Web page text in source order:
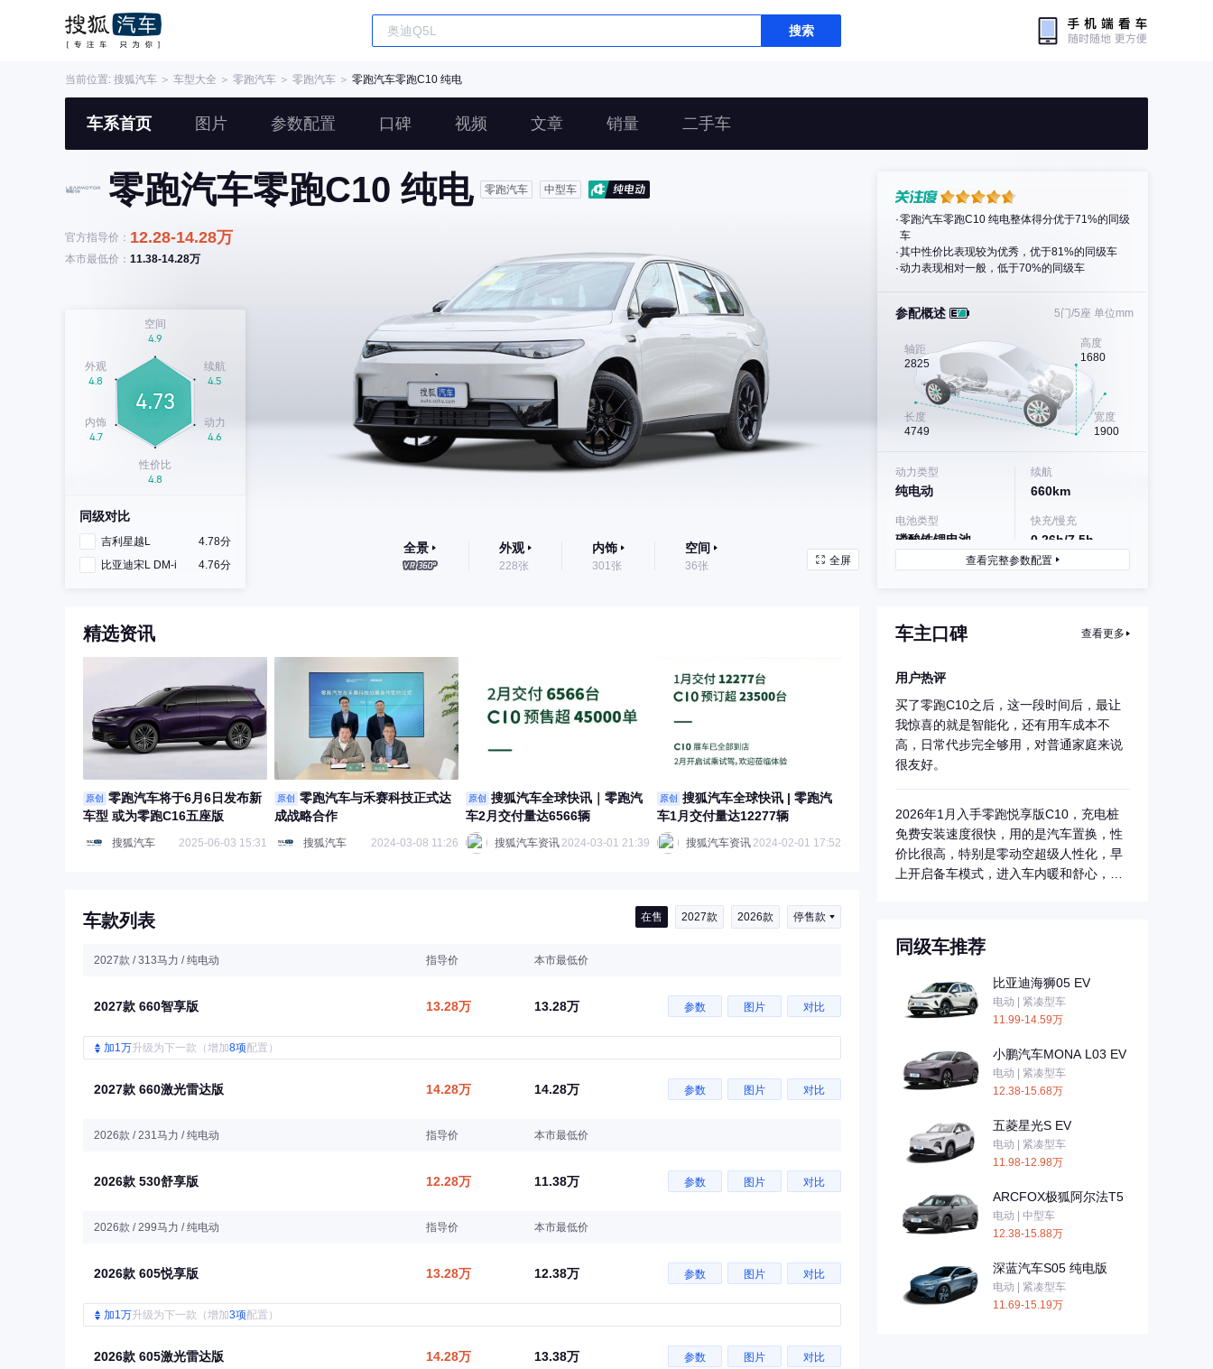
搜索
当前位置: 搜狐汽车 ＞ 车型大全 ＞ 零跑汽车 ＞ 零跑汽车 ＞ 零跑汽车零跑C10 纯电
车系首页 图片 参数配置 口碑 视频 文章 销量 二手车
零跑汽车零跑C10 纯电 零跑汽车 中型车
官方指导价： 12.28-14.28万
本市最低价： 11.38-14.28万
同级对比
吉利星越L
4.78分
比亚迪宋L DM-i
4.76分
全景 外观
228张
内饰
301张
空间
36张 全屏
零跑汽车零跑C10 纯电整体得分优于71%的同级
车
其中性价比表现较为优秀，优于81%的同级车
动力表现相对一般，低于70%的同级车
参配概述 5门/5座 单位mm
轴距
2825
高度
1680
长度
4749
宽度
1900
动力类型
纯电动
续航
660km
电池类型
磷酸铁锂电池
快充/慢充
0.26h/7.5h
查看完整参数配置
精选资讯
原创
零跑汽车将于6月6日发布新
车型 或为零跑C16五座版
搜狐汽车 2025-06-03 15:31
原创
零跑汽车与禾赛科技正式达
成战略合作
搜狐汽车 2024-03-08 11:26
原创
搜狐汽车全球快讯｜零跑汽
车2月交付量达6566辆
搜狐汽车资讯2024-03-01 21:39
原创
搜狐汽车全球快讯 | 零跑汽
车1月交付量达12277辆
搜狐汽车资讯2024-02-01 17:52
车款列表 在售 2027款 2026款 停售款
2027款 / 313马力 / 纯电动 指导价 本市最低价
2027款 660智享版 13.28万 13.28万 参数 图片 对比
加1万升级为下一款（增加8项配置）
2027款 660激光雷达版 14.28万 14.28万 参数 图片 对比
2026款 / 231马力 / 纯电动 指导价 本市最低价
2026款 530舒享版 12.28万 11.38万 参数 图片 对比
2026款 / 299马力 / 纯电动 指导价 本市最低价
2026款 605悦享版 13.28万 12.38万 参数 图片 对比
加1万升级为下一款（增加3项配置）
2026款 605激光雷达版 14.28万 13.38万 参数 图片 对比
车主口碑 查看更多
用户热评
买了零跑C10之后，这一段时间后，最让
我惊喜的就是智能化，还有用车成本不
高，日常代步完全够用，对普通家庭来说
很友好。
2026年1月入手零跑悦享版C10，充电桩
免费安装速度很快，用的是汽车置换，性
价比很高，特别是零动空超级人性化，早
上开启备车模式，进入车内暖和舒心，网
同级车推荐
比亚迪海狮05 EV
电动 | 紧凑型车
11.99-14.59万
小鹏汽车MONA L03 EV
电动 | 紧凑型车
12.38-15.68万
五菱星光S EV
电动 | 紧凑型车
11.98-12.98万
ARCFOX极狐阿尔法T5
电动 | 中型车
12.38-15.88万
深蓝汽车S05 纯电版
电动 | 紧凑型车
11.69-15.19万